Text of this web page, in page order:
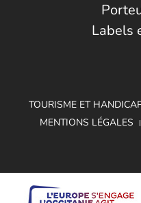
Labels
TOURISME ET
MENTIONS LÉGALES